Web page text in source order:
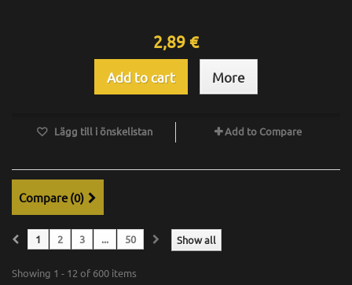
2,89 €
Add to cart More
Lägg till i önskelistan Add to Compare
Compare (0)
Show all
1 2 3 ... 50
Showing 1 - 12 of 600 items